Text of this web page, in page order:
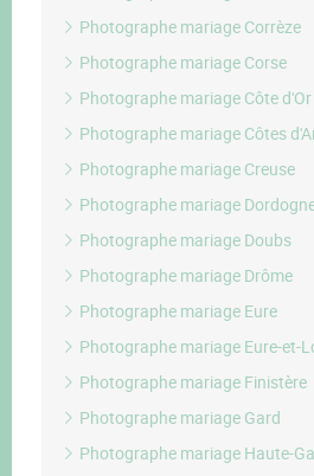
Photographe mariage Corrèze
Photographe mariage Corse
Photographe mariage Côte d'Or
Photographe mariage Côtes
Photographe mariage Creuse
Photographe mariage
Photographe mariage Doubs
Photographe mariage Drôme
Photographe mariage Eure
Photographe mariage Eure-et-
Photographe mariage Finistère
Photographe mariage Gard
Photographe mariage Haute-